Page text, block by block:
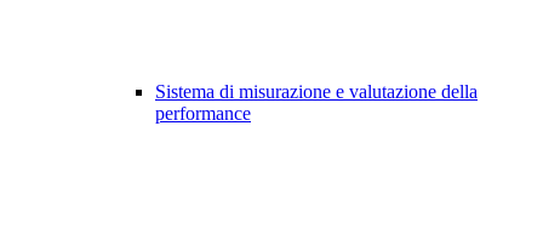
Sistema di misurazione e valutazione della
performance